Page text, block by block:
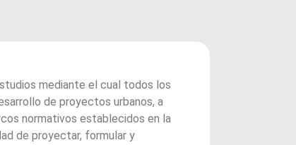
mediante el cual todos los
de proyectos urbanos, a
normativos establecidos en la
de proyectar, formular y